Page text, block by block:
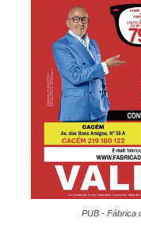
PUB - Fábrica